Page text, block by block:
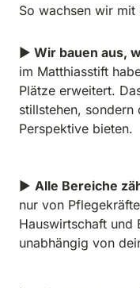
So wachsen wir mit
▶ Wir bauen aus,
im Matthiasstift
Plätze erweitert.
stillstehen,
Perspektive bieten.
▶ Alle Bereiche
nur von
Hauswirtschaft und
unabhängig von